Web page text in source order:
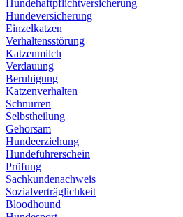
Hundehaftpflichtversicherung
Hundeversicherung
Einzelkatzen
Verhaltensstörung
Katzenmilch
Verdauung
Beruhigung
Katzenverhalten
Schnurren
Selbstheilung
Gehorsam
Hundeerziehung
Hundeführerschein
Prüfung
Sachkundenachweis
Sozialverträglichkeit
Bloodhound